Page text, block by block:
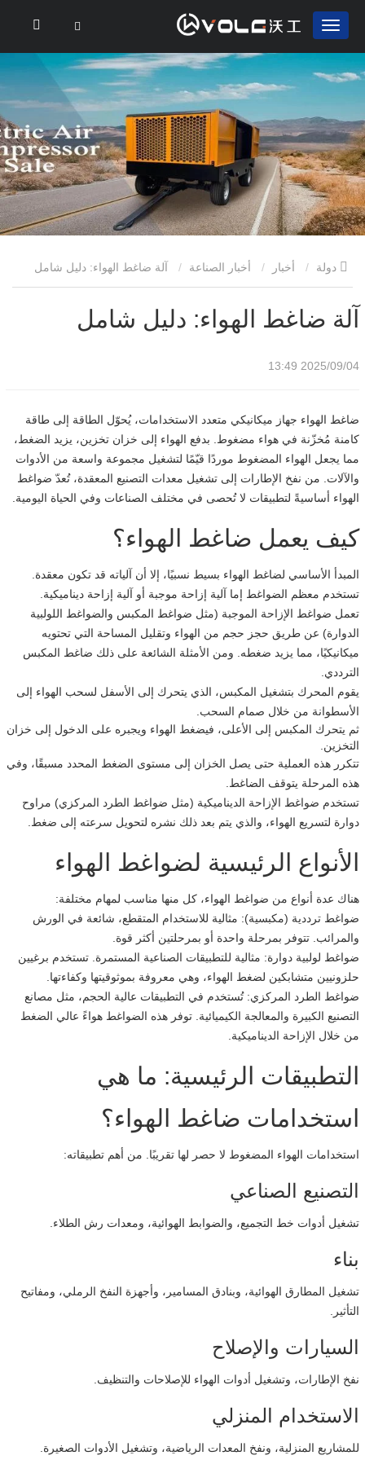
أخبار أخبار الصناعة
آلة ضاغط الهواء: دليل شامل
2025/09/04 13:49
ضاغط الهواء جهاز ميكانيكي متعدد الاستخدامات، يُحوّل الطاقة إلى طاقة
كامنة مُخزّنة في هواء مضغوط. بدفع الهواء إلى خزان تخزين، يزيد الضغط،
مما يجعل الهواء المضغوط موردًا قيّمًا لتشغيل مجموعة واسعة من الأدوات
والآلات. من نفخ الإطارات إلى تشغيل معدات التصنيع المعقدة، تُعدّ ضواغط
الهواء أساسيةً لتطبيقات لا تُحصى في مختلف الصناعات وفي الحياة اليومية.
كيف يعمل ضاغط الهواء؟
المبدأ الأساسي لضاغط الهواء بسيط نسبيًا، إلا أن آلياته قد تكون معقدة.
تستخدم معظم الضواغط إما آلية إزاحة موجبة أو آلية إزاحة ديناميكية.
تعمل ضواغط الإزاحة الموجبة (مثل ضواغط المكبس والضواغط اللولبية
الدوارة) عن طريق حجز حجم من الهواء وتقليل المساحة التي تحتويه
ميكانيكيًا، مما يزيد ضغطه. ومن الأمثلة الشائعة على ذلك ضاغط المكبس
الترددي.
يقوم المحرك بتشغيل المكبس، الذي يتحرك إلى الأسفل لسحب الهواء إلى
الأسطوانة من خلال صمام السحب.
ثم يتحرك المكبس إلى الأعلى، فيضغط الهواء ويجبره على الدخول إلى خزان
التخزين.
تتكرر هذه العملية حتى يصل الخزان إلى مستوى الضغط المحدد مسبقًا، وفي
هذه المرحلة يتوقف الضاغط.
تستخدم ضواغط الإزاحة الديناميكية (مثل ضواغط الطرد المركزي) مراوح
دوارة لتسريع الهواء، والذي يتم بعد ذلك نشره لتحويل سرعته إلى ضغط.
الأنواع الرئيسية لضواغط الهواء
هناك عدة أنواع من ضواغط الهواء، كل منها مناسب لمهام مختلفة:
ضواغط ترددية (مكبسية): مثالية للاستخدام المتقطع، شائعة في الورش
والمرائب. تتوفر بمرحلة واحدة أو بمرحلتين أكثر قوة.
ضواغط لولبية دوارة: مثالية للتطبيقات الصناعية المستمرة. تستخدم برغيين
حلزونيين متشابكين لضغط الهواء، وهي معروفة بموثوقيتها وكفاءتها.
ضواغط الطرد المركزي: تُستخدم في التطبيقات عالية الحجم، مثل مصانع
التصنيع الكبيرة والمعالجة الكيميائية. توفر هذه الضواغط هواءً عالي الضغط
من خلال الإزاحة الديناميكية.
التطبيقات الرئيسية: ما هي
استخدامات ضاغط الهواء؟
استخدامات الهواء المضغوط لا حصر لها تقريبًا. من أهم تطبيقاته:
التصنيع الصناعي
تشغيل أدوات خط التجميع، والضوابط الهوائية، ومعدات رش الطلاء.
بناء
تشغيل المطارق الهوائية، وبنادق المسامير، وأجهزة النفخ الرملي، ومفاتيح
التأثير.
السيارات والإصلاح
نفخ الإطارات، وتشغيل أدوات الهواء للإصلاحات والتنظيف.
الاستخدام المنزلي
للمشاريع المنزلية، ونفخ المعدات الرياضية، وتشغيل الأدوات الصغيرة.